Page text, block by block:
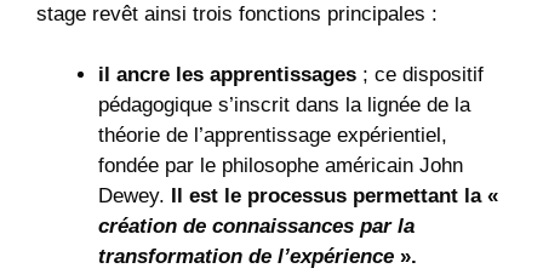
stage revêt ainsi trois fonctions principales :
il ancre les apprentissages ; ce dispositif
pédagogique s’inscrit dans la lignée de la
théorie de l’apprentissage expérientiel,
fondée par le philosophe américain John
Dewey.
Il est le processus permettant la «
création de connaissances par la
transformation de l’expérience ».